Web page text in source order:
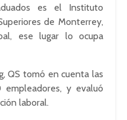
es el Instituto
de Monterrey,
ese lugar lo ocupa
QS tomó en cuenta las
y evaluó
laboral.